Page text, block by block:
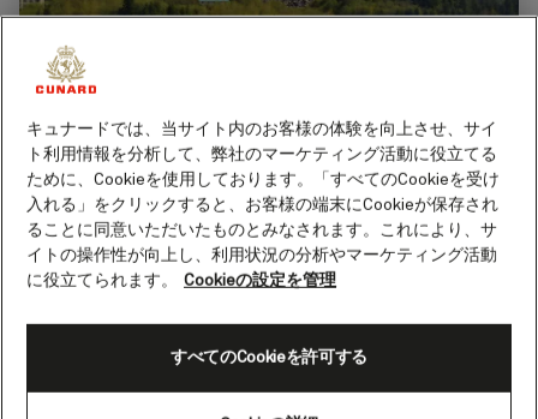
アラスカ (Q623)
船名
ントン州（アメ
キュナードでは、当サイト内のお客様の体験を向上させ、サイ
ト利用情報を分析して、弊社のマーケティング活動に役立てる
ために、Cookieを使用しております。「すべてのCookieを受け
入れる」をクリックすると、お客様の端末にCookieが保存され
ることに同意いただいたものとみなされます。これにより、サ
イトの操作性が向上し、利用状況の分析やマーケティング活動
に役立てられます。
Cookieの設定を管理
すべてのCookieを許可する